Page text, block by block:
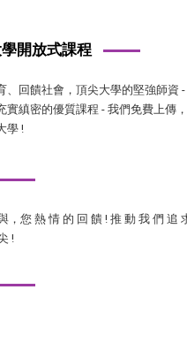
開放式課程
、回饋社會，頂尖大學的堅強師資 -
實縝密的優質課程 - 我們免費上傳
學 !
，您 熱 情 的 回 饋 ! 推 動 我 們 追
!